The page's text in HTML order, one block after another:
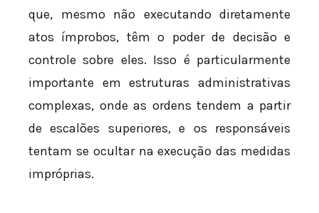
que, mesmo não executando diretamente
atos ímprobos, têm o poder de decisão e
controle sobre eles. Isso é particularmente
importante em estruturas administrativas
complexas, onde as ordens tendem a partir
de escalões superiores, e os responsáveis
tentam se ocultar na execução das medidas
impróprias.